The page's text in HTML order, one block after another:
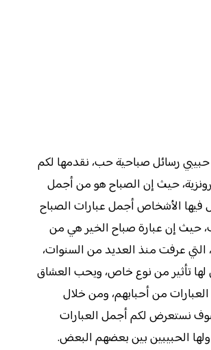
رسائل صباحية حب، نقدمها لكم
حيث إن الصباح هو من أجمل
فيها الأشخاص أجمل عبارات الصباح
حيث إن عبارة صباح الخير هي من
التي عرفت منذ العديد من السنوات،
لها تأثير من نوع خاص، ويحب العشاق
من أحبابهم، ومن خلال
نستعرض لكم أجمل العبارات
الحبيبين بين بعضهم البعض.